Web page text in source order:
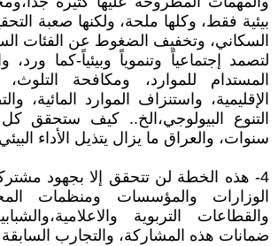
بيئية فقط، وكلها ملحة، ولكنها صعبة
السكاني، وتخفيف الضغوط عن الفئات
لتصمد إجتماعياً وتنموياً وبيئياً-كما ورد،
المستدام للموارد، ومكافحة التلوث،
الإقليمية، واستنزاف الموارد المائية،
سنوات، والعراق ما يزال يتذيل الأداء
4- هذه الخطة لن تتحقق إلا بجهود
الوزارات والمؤسسات ومنظمات
والقطاعات التربوية
ضمانات هذه المشاركة، والتجارب